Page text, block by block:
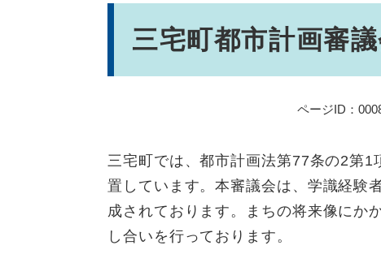
三宅町都市計画審
ページID：
三宅町では、都市計画法第77条の2第
置しています。本審議会は、学識経験
成されております。まちの将来像にか
し合いを行っております。